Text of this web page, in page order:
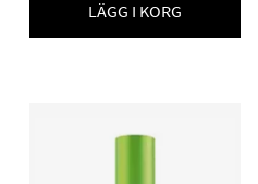
LÄGG I KORG